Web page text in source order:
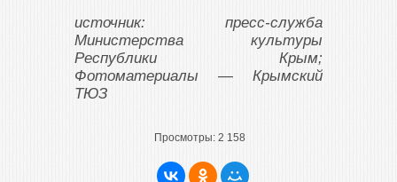
источник: пресс-служба
Министерства культуры
Республики Крым;
Фотоматериалы — Крымский
ТЮЗ
Просмотры: 2 158